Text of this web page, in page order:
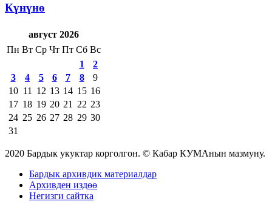
Күнүнө
август 2026
Пн Вт Ср Чт Пт Сб Вс
1
2
3
4 5 6 7 8
9
10 11 12 13 14 15 16
17 18 19 20 21 22 23
24 25 26 27 28 29 30
31
2020 Бардык укуктар корголгон. © Кабар КУМАнын мазмуну.
Бардык архивдик материалдар
Архивден издөө
Негизги сайтка